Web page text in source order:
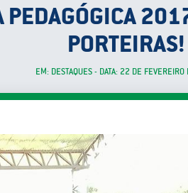
PEDAGÓGICA
PORTEIRAS!
EM: DESTAQUES - DATA: 22 DE